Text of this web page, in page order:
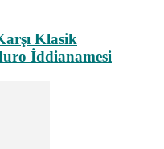
Klasik
İddianamesi